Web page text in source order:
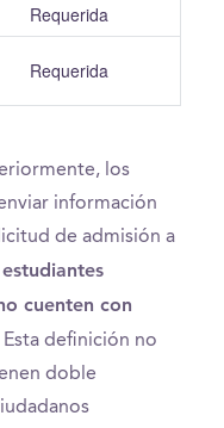
Requerida
Requerida
los
información
de admisión a
estudiantes
cuenten con
Esta definición no
doble